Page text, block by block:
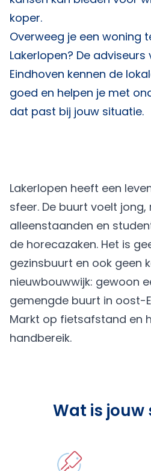
koper.
Overweeg je een woning
Lakerlopen? De adviseurs
Eindhoven kennen de
goed en helpen je met
dat past bij jouw situatie.
Lakerlopen heeft een
sfeer. De buurt voelt jong,
alleenstaanden en
de horecazaken. Het is
gezinsbuurt en ook geen
nieuwbouwwijk: gewoon
gemengde buurt in oost-
Markt op fietsafstand en
handbereik.
Wat is jouw